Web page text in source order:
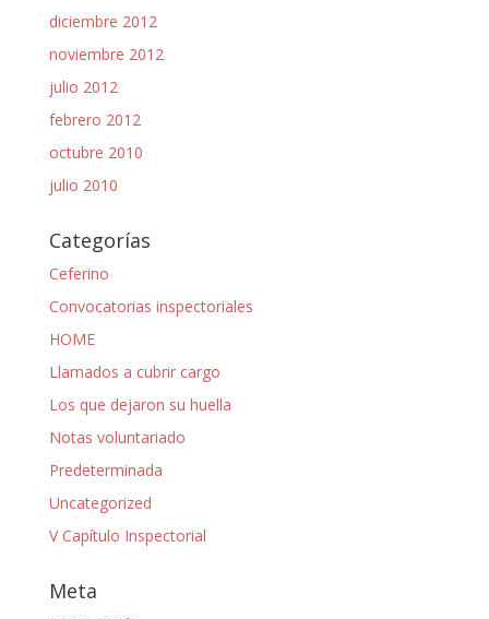
diciembre 2012
noviembre 2012
julio 2012
febrero 2012
octubre 2010
julio 2010
Categorías
Ceferino
Convocatorias inspectoriales
HOME
Llamados a cubrir cargo
Los que dejaron su huella
Notas voluntariado
Predeterminada
Uncategorized
V Capítulo Inspectorial
Meta